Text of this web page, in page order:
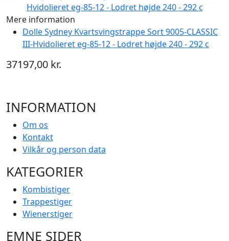
Mere information
Dolle Sydney Kvartsvingstrappe Sort 9005-CLASSIC
III-Hvidolieret eg-85-12 - Lodret højde 240 - 292 c
37197,00 kr.
INFORMATION
Om os
Kontakt
Vilkår og person data
KATEGORIER
Kombistiger
Trappestiger
Wienerstiger
EMNE SIDER